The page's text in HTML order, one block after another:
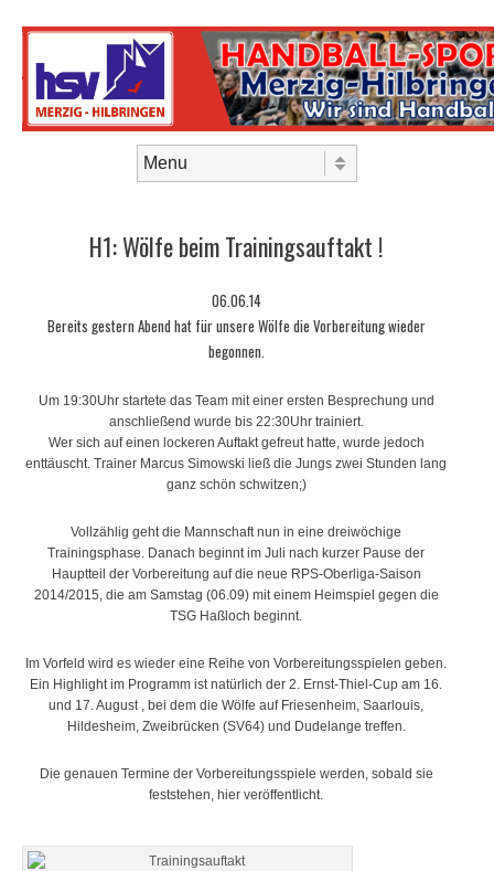
H1: Wölfe beim Trainingsauftakt !
06.06.14
Bereits gestern Abend hat für unsere Wölfe die Vorbereitung wieder
begonnen.
Um 19:30Uhr startete das Team mit einer ersten Besprechung und
anschließend wurde bis 22:30Uhr trainiert.
Wer sich auf einen lockeren Auftakt gefreut hatte, wurde jedoch
enttäuscht. Trainer Marcus Simowski ließ die Jungs zwei Stunden lang
ganz schön schwitzen;)
Vollzählig geht die Mannschaft nun in eine dreiwöchige
Trainingsphase. Danach beginnt im Juli nach kurzer Pause der
Hauptteil der Vorbereitung auf die neue RPS-Oberliga-Saison
2014/2015, die am Samstag (06.09) mit einem Heimspiel gegen die
TSG Haßloch beginnt.
Im Vorfeld wird es wieder eine Reihe von Vorbereitungsspielen geben.
Ein Highlight im Programm ist natürlich der 2. Ernst-Thiel-Cup am 16.
und 17. August , bei dem die Wölfe auf Friesenheim, Saarlouis,
Hildesheim, Zweibrücken (SV64) und Dudelange treffen.
Die genauen Termine der Vorbereitungsspiele werden, sobald sie
feststehen, hier veröffentlicht.